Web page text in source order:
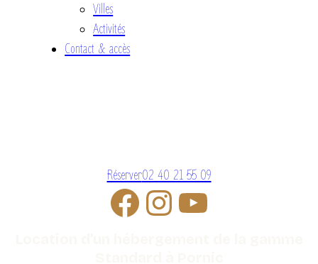
Villes
Activités
Contact & accès
Réserver02 40 21 55 09